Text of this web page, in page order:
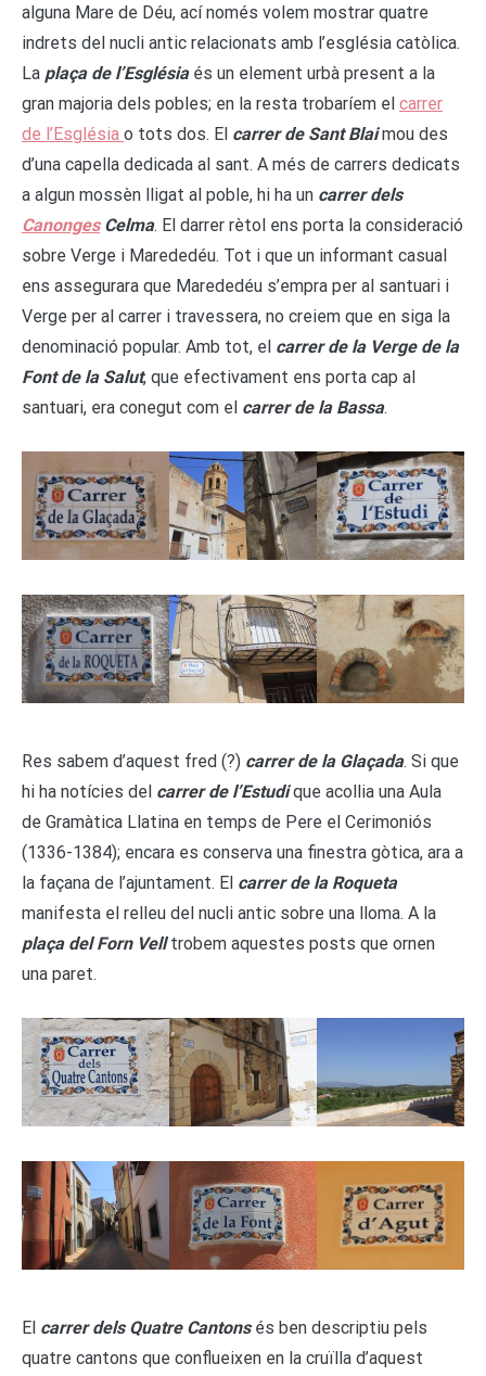
alguna Mare de Déu, ací només volem mostrar quatre
indrets del nucli antic relacionats amb l’església catòlica.
La plaça de l’Esglésiaés un element urbà present a la
gran majoria dels pobles; en la resta trobaríem el carrer
de l’Església o tots dos. El carrer de Sant Blaimou des
d’una capella dedicada al sant. A més de carrers dedicats
a algun mossèn lligat al poble, hi ha un carrer dels
CanongesCelma. El darrer rètol ens porta la consideració
sobre Verge i Marededéu. Tot i que un informant casual
ens assegurara que Marededéu s’empra per al santuari i
Verge per al carrer i travessera, no creiem que en siga la
denominació popular. Amb tot, el carrer de la Verge de la
Font de la Salut, que efectivament ens porta cap al
santuari, era conegut com el carrer de la Bassa.
Res sabem d’aquest fred (?) carrer de la Glaçada. Si que
hi ha notícies del carrer de l’Estudi que acollia una Aula
de Gramàtica Llatina en temps de Pere el Cerimoniós
(1336-1384); encara es conserva una finestra gòtica, ara a
la façana de l’ajuntament. El carrer de la Roqueta
manifesta el relleu del nucli antic sobre una lloma. A la
plaça del Forn Velltrobem aquestes posts que ornen
una paret.
El carrer dels Quatre Cantonsés ben descriptiu pels
quatre cantons que conflueixen en la cruïlla d’aquest